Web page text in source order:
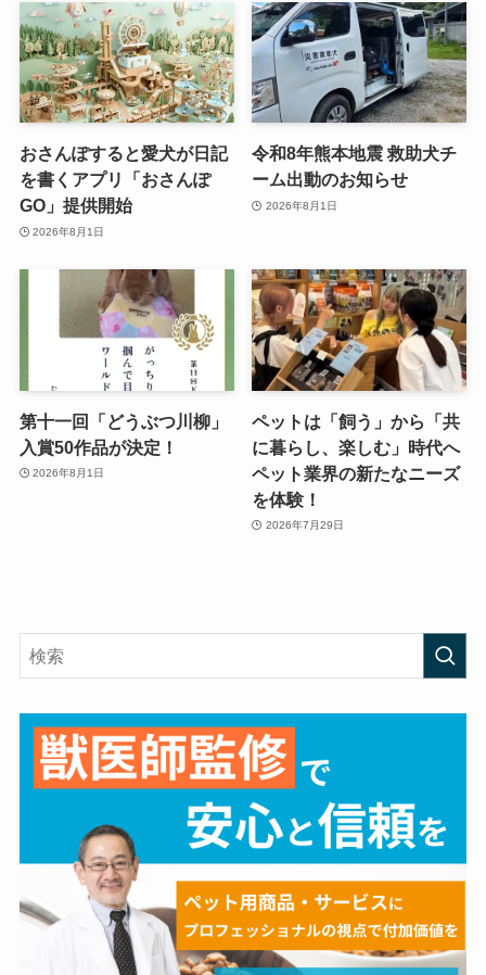
おさんぽすると愛犬が日記
を書くアプリ「おさんぽ
GO」提供開始
2026年8月1日
令和8年熊本地震 救助犬チ
ーム出動のお知らせ
2026年8月1日
第十一回「どうぶつ川柳」
入賞50作品が決定！
2026年8月1日
ペットは「飼う」から「共
に暮らし、楽しむ」時代へ
ペット業界の新たなニーズ
を体験！
2026年7月29日